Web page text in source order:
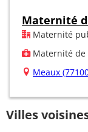
Maternité
Maternité
Maternité de
Meaux
Villes